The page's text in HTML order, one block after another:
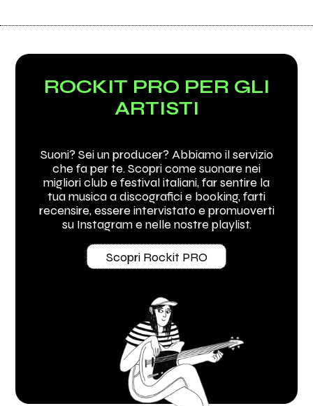
ROCKIT PRO PER GLI
ARTISTI
Suoni? Sei un producer? Abbiamo il servizio
che fa per te. Scopri come suonare nei
migliori club e festival italiani, far sentire la
tua musica a discografici e booking, farti
recensire, essere intervistato e promuoverti
su Instagram e nelle nostre playlist.
Scopri Rockit PRO